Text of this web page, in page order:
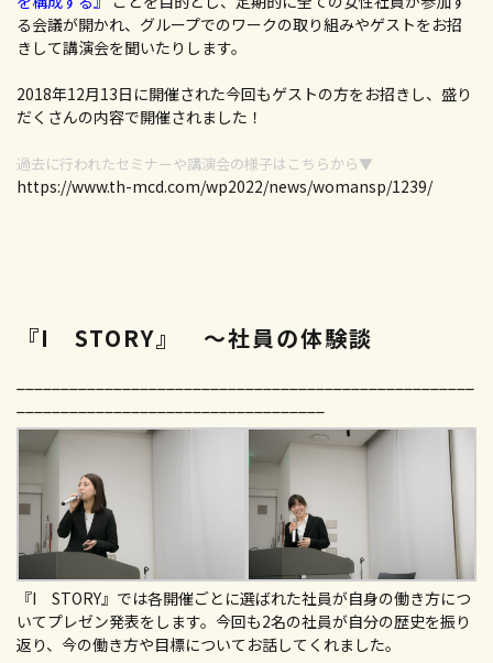
る会議が開かれ、グループでのワークの取り組みやゲストをお招
きして講演会を聞いたりします。
2018年12月13日に開催された今回もゲストの方をお招きし、盛り
だくさんの内容で開催されました！
過去に行われたセミナーや講演会の様子はこちらから▼
https://www.th-mcd.com/wp2022/news/womansp/1239/
『I STORY』 〜社員の体験談
『I STORY』では各開催ごとに選ばれた社員が自身の働き方につ
いてプレゼン発表をします。今回も2名の社員が自分の歴史を振り
返り、今の働き方や目標についてお話してくれました。